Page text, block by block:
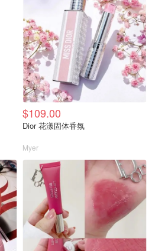
$109.00
Dior 花漾固体香氛
Myer